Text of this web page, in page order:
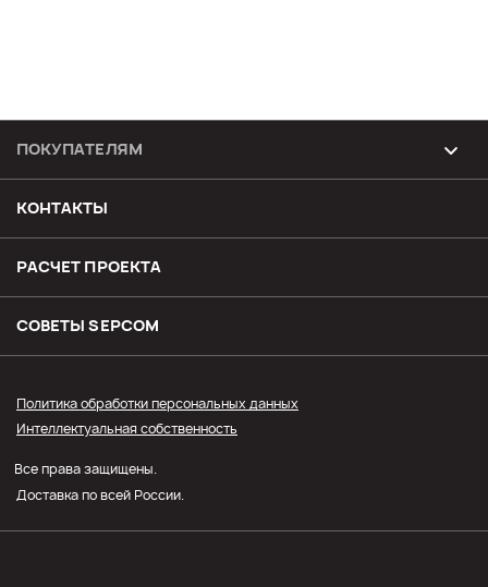
ПОКУПАТЕЛЯМ
Возврат и обмен товара
Доставка
Оплата
Оптовым покупателям
Личный кабинет
КОНТАКТЫ
РАСЧЕТ ПРОЕКТА
СОВЕТЫ SЕPCOM
Политика обработки персональных данных
Интеллектуальная собственность
Все права защищены.
Доставка по всей России.